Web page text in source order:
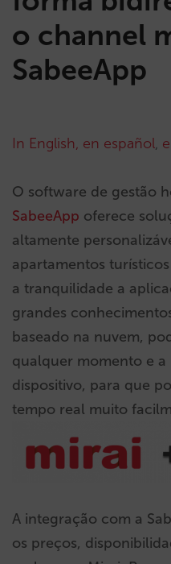
o channel
SabeeApp
In English, en español,
O software de gestão
SabeeApp oferece
altamente
apartamentos
a tranquilidade a
grandes
baseado na nuvem,
qualquer momento e
dispositivo, para que
tempo real muito
A integração com a
os preços,